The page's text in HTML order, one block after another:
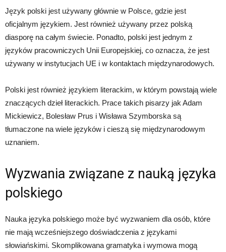
Język polski jest używany głównie w Polsce, gdzie jest
oficjalnym językiem. Jest również używany przez polską
diasporę na całym świecie. Ponadto, polski jest jednym z
języków pracowniczych Unii Europejskiej, co oznacza, że jest
używany w instytucjach UE i w kontaktach międzynarodowych.
Polski jest również językiem literackim, w którym powstają wiele
znaczących dzieł literackich. Prace takich pisarzy jak Adam
Mickiewicz, Bolesław Prus i Wisława Szymborska są
tłumaczone na wiele języków i cieszą się międzynarodowym
uznaniem.
Wyzwania związane z nauką języka
polskiego
Nauka języka polskiego może być wyzwaniem dla osób, które
nie mają wcześniejszego doświadczenia z językami
słowiańskimi. Skomplikowana gramatyka i wymowa mogą